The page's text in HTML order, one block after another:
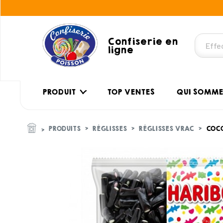
Confiserie en
ligne
PRODUIT TOP VENTES QUI
PRODUITS RÉGLISSES RÉGLISSES VRAC